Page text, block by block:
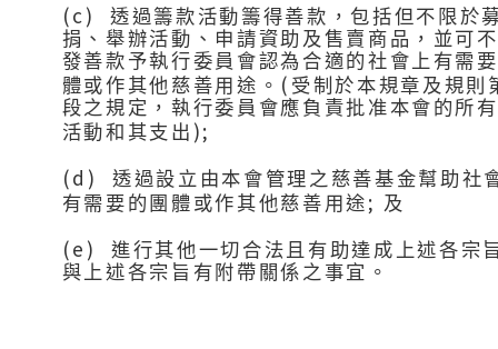
(c)
透過籌款活動籌得善款，包括但不限於
捐、舉辦活動、申請資助及售賣商品，並可
發善款予執行委員會認為合適的社會上有需
體或作其他慈善用途。 ( 受制於本規章及規則
段之規定，執行委員會應負責批准本會的所
活動和其支出 );
(d)
透過設立由本會管理之慈善基金幫助社
有需要的團體或作其他慈善用途 ; 及
(e)
進行其他一切合法且有助達成上述各宗
與上述各宗旨有附帶關係之事宜。